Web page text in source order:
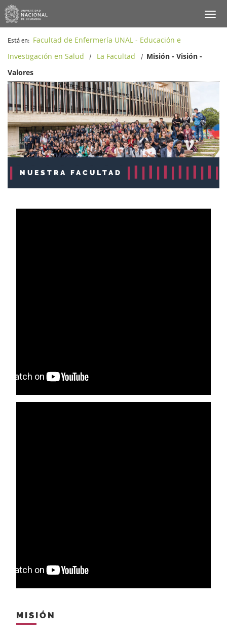
Está en: Facultad de Enfermería UNAL - Educación e
Investigación en Salud
/ La Facultad / Misión - Visión -
Valores
NUESTRA FACULTAD
MISIÓN